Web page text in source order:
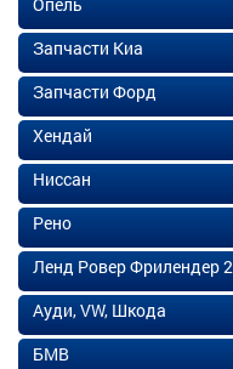
Запчасти Киа
Запчасти Форд
Хендай
Ниссан
Рено
Ленд Ровер Фрилендер 2
Ауди, VW, Шкода
БМВ